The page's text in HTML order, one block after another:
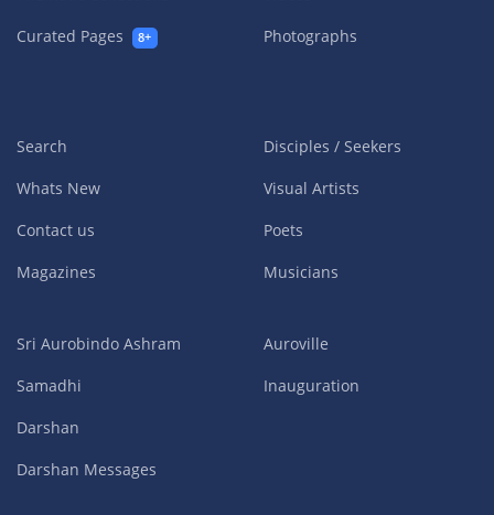
Curated Pages
8+
Photographs
Search
Whats New
Contact us
Magazines
Disciples / Seekers
Visual Artists
Poets
Musicians
Sri Aurobindo Ashram
Samadhi
Darshan
Darshan Messages
Auroville
Inauguration